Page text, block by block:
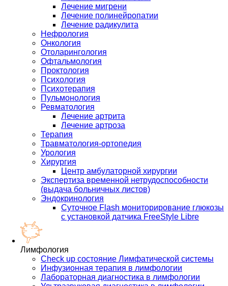
Лечение мигрени
Лечение полинейропатии
Лечение радикулита
Нефрология
Онкология
Отоларингология
Офтальмология
Проктология
Психология
Психотерапия
Пульмонология
Ревматология
Лечение артрита
Лечение артроза
Терапия
Травматология-ортопедия
Урология
Хирургия
Центр амбулаторной хирургии
Экспертиза временной нетрудоспособности
(выдача больничных листов)
Эндокринология
Суточное Flash мониторирование глюкозы
с установкой датчика FreeStyle Libre
Лимфология
Check up состояние Лимфатической системы
Инфузионная терапия в лимфологии
Лабораторная диагностика в лимфологии